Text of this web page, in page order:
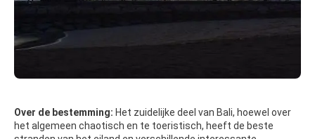
Over de bestemming: Het zuidelijke deel van Bali, hoewel over
het algemeen chaotisch en te toeristisch, heeft de beste